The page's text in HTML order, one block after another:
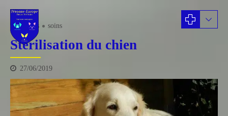
chiens soins
Stérilisation du chien
27/06/2019